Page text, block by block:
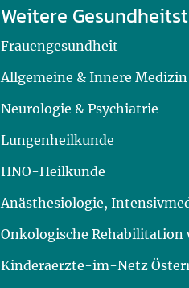
Weitere
Frauengesundheit
Allgemeine & Innere Medizin
Neurologie & Psychiatrie
Lungenheilkunde
HNO-Heilkunde
Anästhesiologie,
Onkologische
Kinderaerzte-im-Netz